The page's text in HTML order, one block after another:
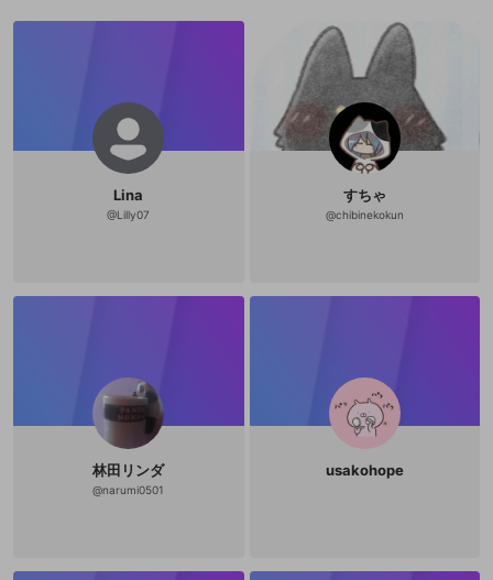
Lina
@Lilly07
すちゃ
@chibinekokun
林田リンダ
@narumi0501
usakohope